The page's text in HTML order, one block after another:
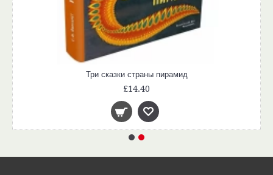
Три сказки страны пирамид
£14.40